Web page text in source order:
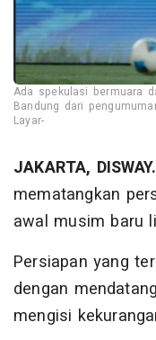
Ada spekulasi bermuara
Bandung dari
Layar-
JAKARTA,
mematangkan
awal musim baru
Persiapan yang
dengan
mengisi